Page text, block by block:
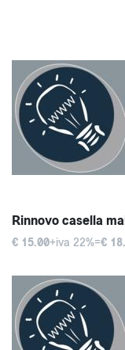
Rinnovo casella
€ 15.00+iva 22%=€